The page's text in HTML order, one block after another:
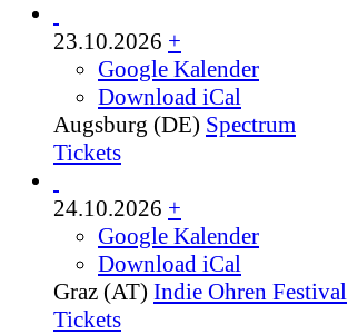
23.10.2026 +
Google Kalender
Download iCal
Augsburg (DE) Spectrum
Tickets
24.10.2026 +
Google Kalender
Download iCal
Graz (AT) Indie Ohren Festival
Tickets